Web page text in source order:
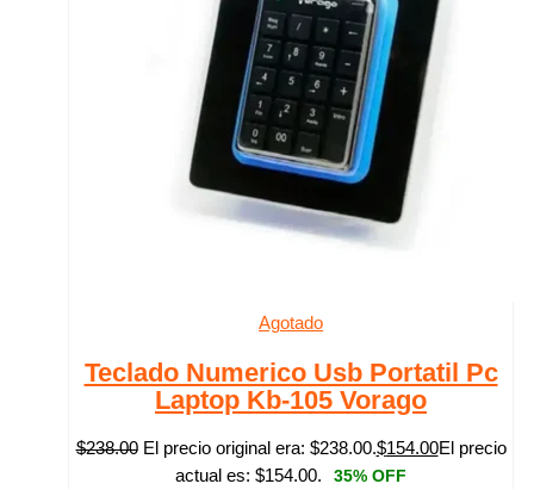
Agotado
Teclado Numerico Usb Portatil Pc
Laptop Kb-105 Vorago
$238.00 El precio original era: $238.00.$154.00El precio
actual es: $154.00.
35% OFF